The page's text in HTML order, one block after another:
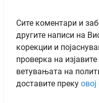
Сите коментари и
другите написи на
корекции и
проверка на
ветувањата на
доставите преку